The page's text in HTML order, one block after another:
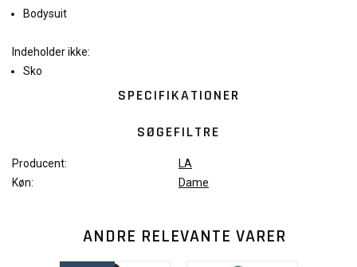
Bodysuit
Indeholder ikke:
Sko
SPECIFIKATIONER
SØGEFILTRE
Producent:
LA
Køn:
Dame
ANDRE RELEVANTE VARER